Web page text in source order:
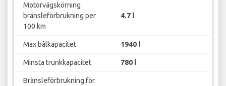
Motorvägskörning
bränsleförbrukning per
100 km
4.7 l
Max bålkapacitet 1940 l
Minsta trunkkapacitet 780 l
Bränsleförbrukning för